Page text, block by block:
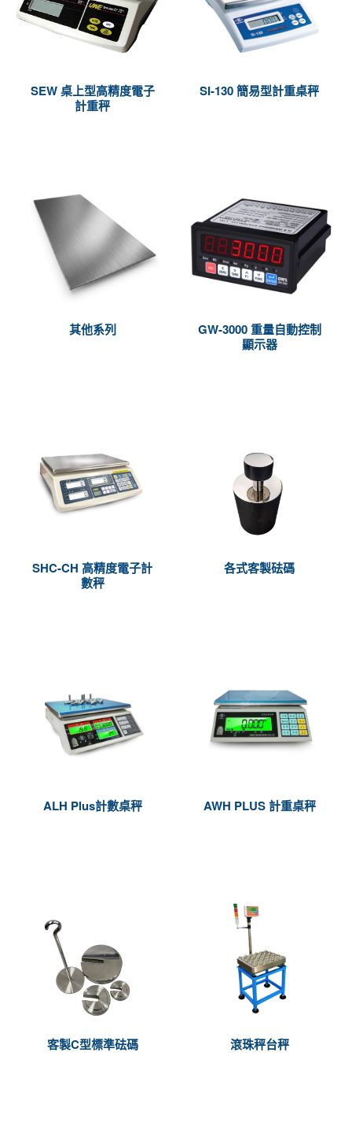
SEW 桌上型高精度電子
計重秤
SI-130 簡易型計重桌秤
其他系列
GW-3000 重量自動控制
顯示器
SHC-CH 高精度電子計
數秤
各式客製砝碼
ALH Plus計數桌秤 AWH PLUS 計重桌秤
客製C型標準砝碼 滾珠秤台秤